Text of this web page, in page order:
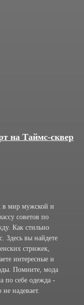
на Таймс-сквер
в мир мужской и
советов по
Как стильно
Здесь вы найдете
стрижек,
интересные и
Помните, мода
по себе одежда -
надевает.